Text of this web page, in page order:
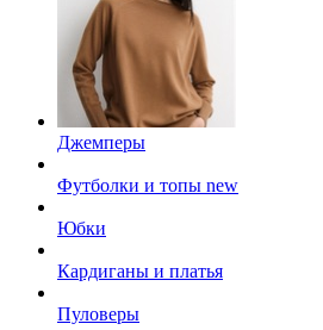
Джемперы
Футболки и топы new
Юбки
Кардиганы и платья
Пуловеры